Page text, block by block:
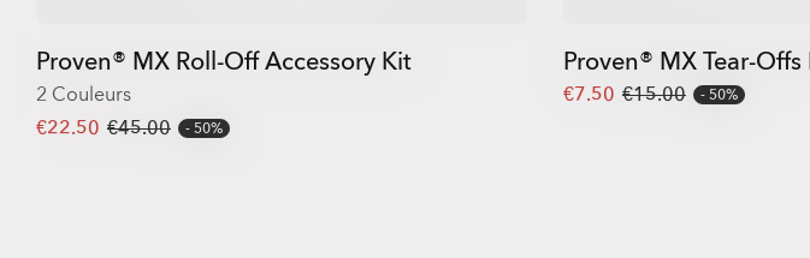
Proven® MX Roll-Off Accessory Kit
2 Couleurs
€22.50 €45.00 50%
Proven® MX Tear-Offs
€7.50 €15.00 50%